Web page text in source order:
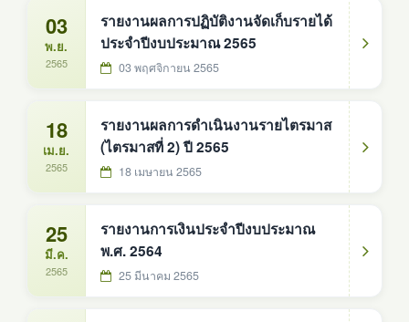
03
พ.ย.
2565
รายงานผลการปฏิบัติงานจัดเก็บรายได้
ประจำปีงบประมาณ 2565
03 พฤศจิกายน 2565
18
เม.ย.
2565
รายงานผลการดำเนินงานรายไตรมาส
(ไตรมาสที่ 2) ปี 2565
18 เมษายน 2565
25
มี.ค.
2565
รายงานการเงินประจำปีงบประมาณ
พ.ศ. 2564
25 มีนาคม 2565